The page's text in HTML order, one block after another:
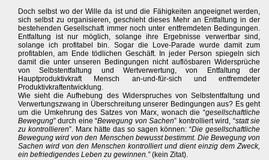
Doch selbst wo der Wille da ist und die Fähigkeiten angeeignet werden,
sich selbst zu organisieren, geschieht dieses Mehr an Entfaltung in der
bestehenden Gesellschaft immer noch unter entfremdeten Bedingungen.
Entfaltung ist nur möglich, solange ihre Ergebnisse verwertbar sind,
solange ich profitabel bin. Sogar die Love-Parade wurde damit zum
profitablen, am Ende tödlichen Geschäft. In jeder Person spiegeln sich
damit die unter unseren Bedingungen nicht auflösbaren Widersprüche
von Selbstentfaltung und Wertverwertung, von Entfaltung der
Hauptproduktivkraft Mensch an-und-für-sich und entfremdeter
Produktivkraftentwicklung.
Wie sieht die Aufhebung des Widerspruches von Selbstentfaltung und
Verwertungszwang in Überschreitung unserer Bedingungen aus? Es geht
um die Umkehrung des Satzes von Marx, wonach die “gesellschaftliche
Bewegung” durch eine “Bewegung von Sachen” kontrolliert wird, “statt sie
zu kontrollieren”. Marx hätte das so sagen können: “Die gesellschaftliche
Bewegung wird von den Menschen bewusst bestimmt. Die Bewegung von
Sachen wird von den Menschen kontrolliert und dient einzig dem Zweck,
ein befriedigendes Leben zu gewinnen.”(kein Zitat).